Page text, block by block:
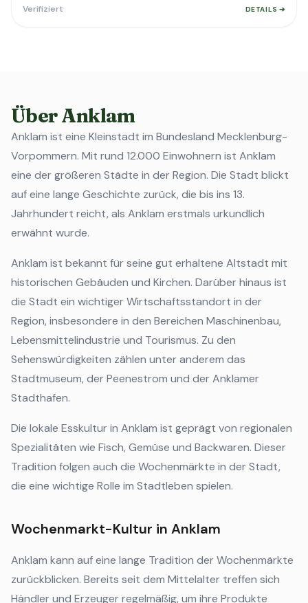
Verifiziert DETAILS ➔
Über Anklam
Anklam ist eine Kleinstadt im Bundesland Mecklenburg-
Vorpommern. Mit rund 12.000 Einwohnern ist Anklam
eine der größeren Städte in der Region. Die Stadt blickt
auf eine lange Geschichte zurück, die bis ins 13.
Jahrhundert reicht, als Anklam erstmals urkundlich
erwähnt wurde.
Anklam ist bekannt für seine gut erhaltene Altstadt mit
historischen Gebäuden und Kirchen. Darüber hinaus ist
die Stadt ein wichtiger Wirtschaftsstandort in der
Region, insbesondere in den Bereichen Maschinenbau,
Lebensmittelindustrie und Tourismus. Zu den
Sehenswürdigkeiten zählen unter anderem das
Stadtmuseum, der Peenestrom und der Anklamer
Stadthafen.
Die lokale Esskultur in Anklam ist geprägt von regionalen
Spezialitäten wie Fisch, Gemüse und Backwaren. Dieser
Tradition folgen auch die Wochenmärkte in der Stadt,
die eine wichtige Rolle im Stadtleben spielen.
Wochenmarkt-Kultur in Anklam
Anklam kann auf eine lange Tradition der Wochenmärkte
zurückblicken. Bereits seit dem Mittelalter treffen sich
Händler und Erzeuger regelmäßig, um ihre Produkte